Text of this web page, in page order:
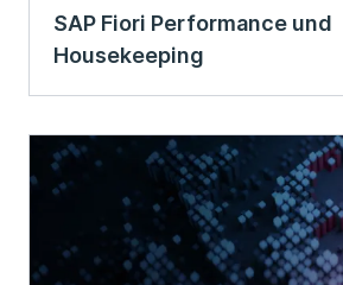
SAP Fiori Performance und
Housekeeping